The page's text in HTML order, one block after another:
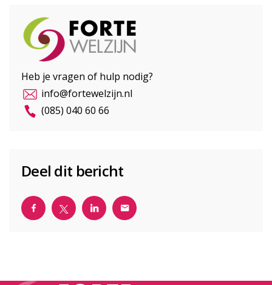
Heb je vragen of hulp nodig?
info@fortewelzijn.nl
(085) 040 60 66
Deel dit bericht